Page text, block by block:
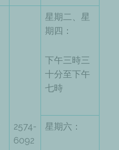
2574-
6092
星期二、星
期四：
下午三時三
十分至下午
七時
星期六：